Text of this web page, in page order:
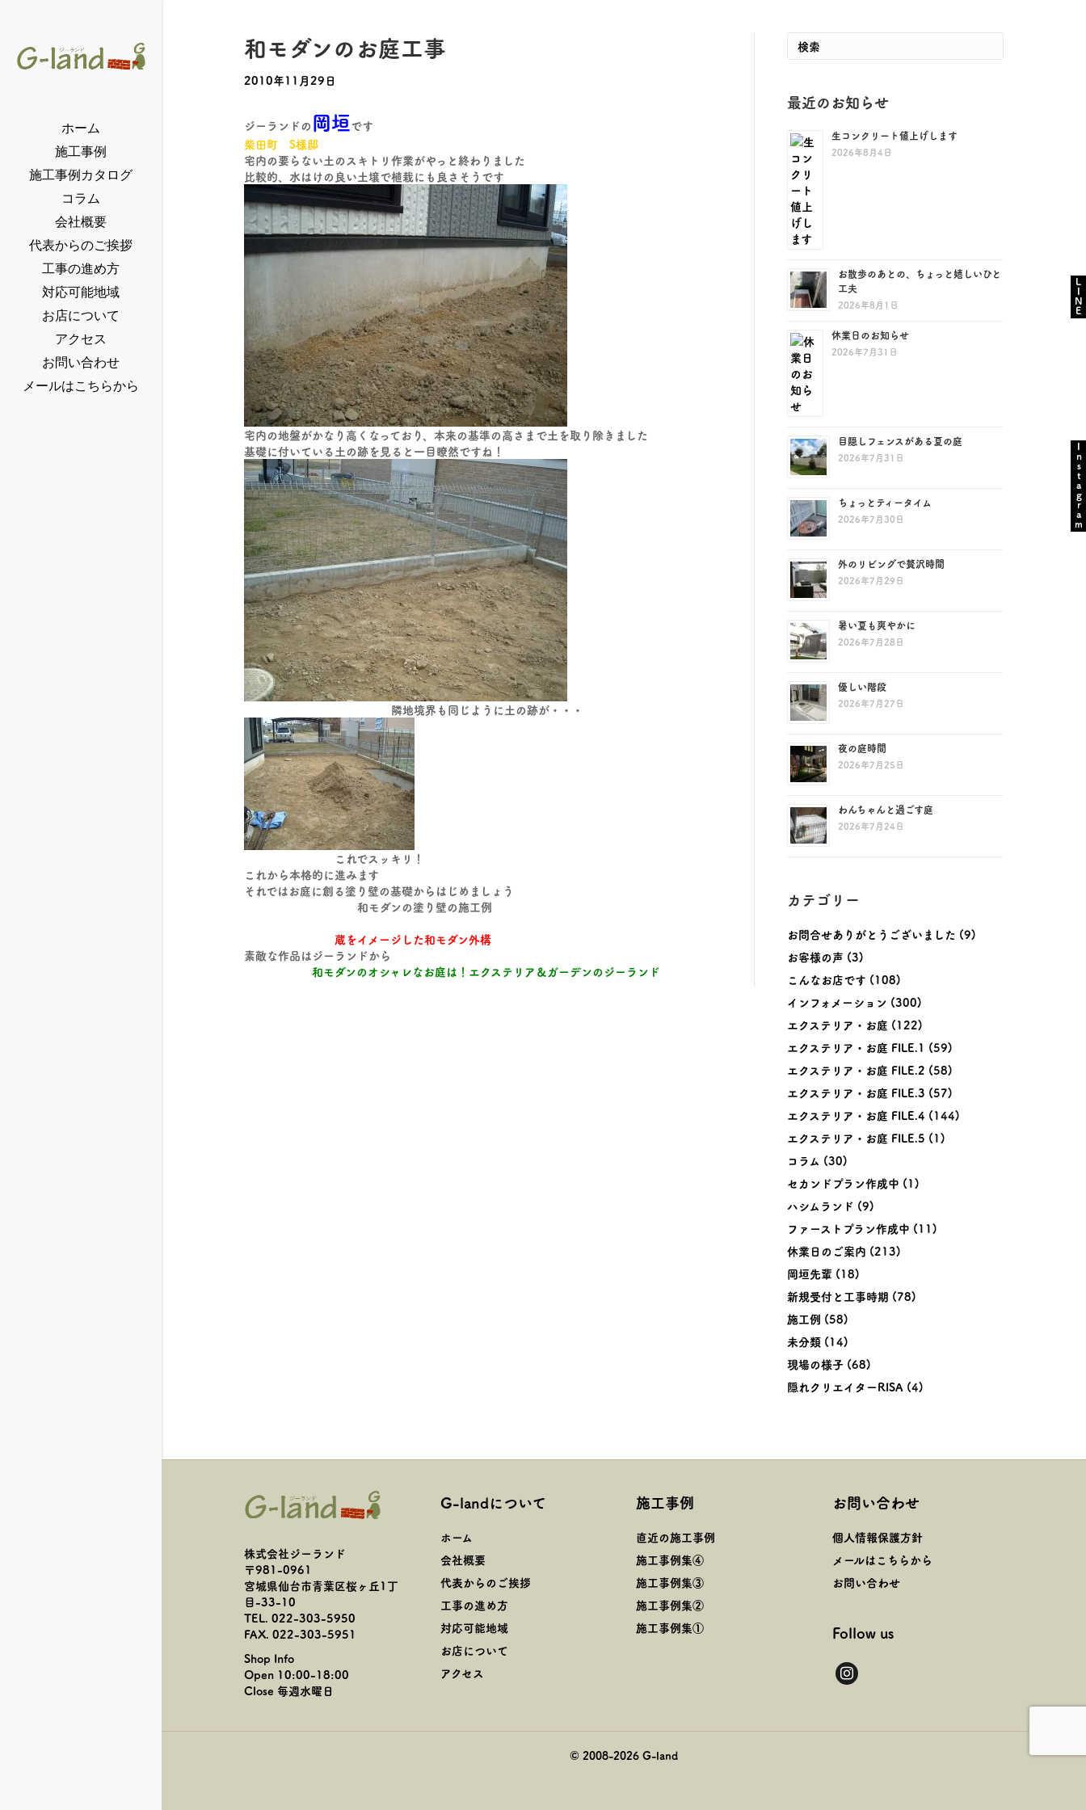
ホーム
施工事例
施工事例カタログ
コラム
会社概要
代表からのご挨拶
工事の進め方
対応可能地域
お店について
アクセス
お問い合わせ
メールはこちらから
和モダンのお庭工事
2010年11月29日
ジーランドの岡垣です
柴田町 S様邸
宅内の要らない土のスキトリ作業がやっと終わりました
比較的、水はけの良い土壌で植栽にも良さそうです
宅内の地盤がかなり高くなっており、本来の基準の高さまで土を取り除きました
基礎に付いている土の跡を見ると一目瞭然ですね！
隣地境界も同じように土の跡が・・・
これでスッキリ！
これから本格的に進みます
それではお庭に創る塗り壁の基礎からはじめましょう
和モダンの塗り壁の施工例
蔵をイメージした和モダン外構
素敵な作品はジーランドから
和モダンのオシャレなお庭は！エクステリア＆ガーデンのジーランド
最近のお知らせ
生コンクリート値上げします
2026年8月4日
お散歩のあとの、ちょっと嬉しいひと
工夫
2026年8月1日
休業日のお知らせ
2026年7月31日
目隠しフェンスがある夏の庭
2026年7月31日
ちょっとティータイム
2026年7月30日
外のリビングで贅沢時間
2026年7月29日
暑い夏も爽やかに
2026年7月28日
優しい階段
2026年7月27日
夜の庭時間
2026年7月25日
わんちゃんと過ごす庭
2026年7月24日
カテゴリー
お問合せありがとうございました (9)
お客様の声 (3)
こんなお店です (108)
インフォメーション (300)
エクステリア・お庭 (122)
エクステリア・お庭 FILE.1 (59)
エクステリア・お庭 FILE.2 (58)
エクステリア・お庭 FILE.3 (57)
エクステリア・お庭 FILE.4 (144)
エクステリア・お庭 FILE.5 (1)
コラム (30)
セカンドプラン作成中 (1)
ハシムランド (9)
ファーストプラン作成中 (11)
休業日のご案内 (213)
岡垣先輩 (18)
新規受付と工事時期 (78)
施工例 (58)
未分類(14)
現場の様子 (68)
隠れクリエイターRISA(4)
株式会社ジーランド
〒981-0961
宮城県仙台市青葉区桜ヶ丘1丁
目-33-10
TEL. 022-303-5950
FAX. 022-303-5951
Shop Info
Open 10:00-18:00
Close 毎週水曜日
G-landについて
ホーム
会社概要
代表からのご挨拶
工事の進め方
対応可能地域
お店について
アクセス
施工事例
直近の施工事例
施工事例集④
施工事例集③
施工事例集②
施工事例集①
お問い合わせ
個人情報保護方針
メールはこちらから
お問い合わせ
Follow us
instagram
© 2008-2026 G-land
LINE
Instagram